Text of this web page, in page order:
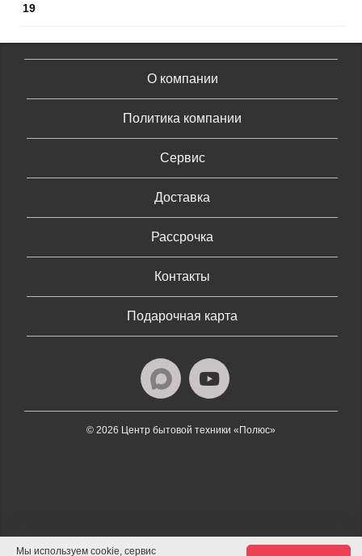
19
О компании
Политика компании
Сервис
Доставка
Рассрочка
Контакты
Подарочная карта
© 2026 Центр бытовой техники «Полюс»
Мы используем cookie, сервис